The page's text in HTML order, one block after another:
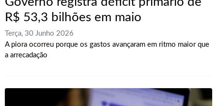
R$ 53,3 bilhões em maio
Terça, 30 Junho 2026
A piora ocorreu porque os gastos avançaram em ritmo maior que
a arrecadação